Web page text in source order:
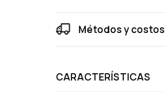
Métodos y
CARACTERÍSTICAS